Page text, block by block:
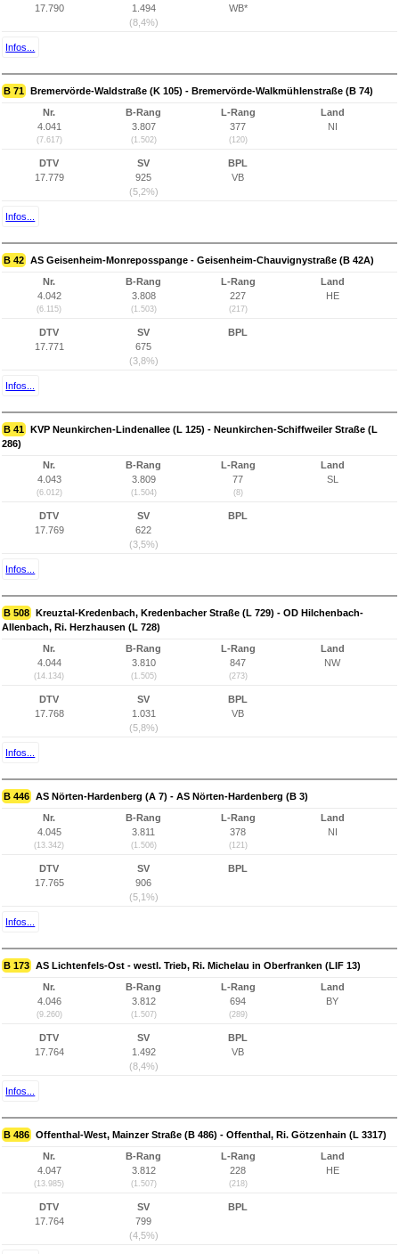
17.790
1.494
(8,4%)
WB*
Infos...
B 71 Bremervörde-Waldstraße (K 105) - Bremervörde-Walkmühlenstraße (B 74)
Nr.
4.041
(7.617)
B-Rang
3.807
(1.502)
L-Rang
377
(120)
Land
NI
DTV
17.779
SV
925
(5,2%)
BPL
VB
Infos...
B 42 AS Geisenheim-Monreposspange - Geisenheim-Chauvignystraße (B 42A)
Nr.
4.042
(6.115)
B-Rang
3.808
(1.503)
L-Rang
227
(217)
Land
HE
DTV
17.771
SV
675
(3,8%)
BPL
Infos...
B 41 KVP Neunkirchen-Lindenallee (L 125) - Neunkirchen-Schiffweiler Straße (L
286)
Nr.
4.043
(6.012)
B-Rang
3.809
(1.504)
L-Rang
77
(8)
Land
SL
DTV
17.769
SV
622
(3,5%)
BPL
Infos...
B 508 Kreuztal-Kredenbach, Kredenbacher Straße (L 729) - OD Hilchenbach-
Allenbach, Ri. Herzhausen (L 728)
Nr.
4.044
(14.134)
B-Rang
3.810
(1.505)
L-Rang
847
(273)
Land
NW
DTV
17.768
SV
1.031
(5,8%)
BPL
VB
Infos...
B 446 AS Nörten-Hardenberg (A 7) - AS Nörten-Hardenberg (B 3)
Nr.
4.045
(13.342)
B-Rang
3.811
(1.506)
L-Rang
378
(121)
Land
NI
DTV
17.765
SV
906
(5,1%)
BPL
Infos...
B 173 AS Lichtenfels-Ost - westl. Trieb, Ri. Michelau in Oberfranken (LIF 13)
Nr.
4.046
(9.260)
B-Rang
3.812
(1.507)
L-Rang
694
(289)
Land
BY
DTV
17.764
SV
1.492
(8,4%)
BPL
VB
Infos...
B 486 Offenthal-West, Mainzer Straße (B 486) - Offenthal, Ri. Götzenhain (L 3317)
Nr.
4.047
(13.985)
B-Rang
3.812
(1.507)
L-Rang
228
(218)
Land
HE
DTV
17.764
SV
799
(4,5%)
BPL